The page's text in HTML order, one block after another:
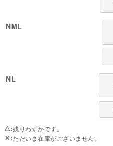
NML
NL
△ 残りわずかです。
✕ ただいま在庫がございません。